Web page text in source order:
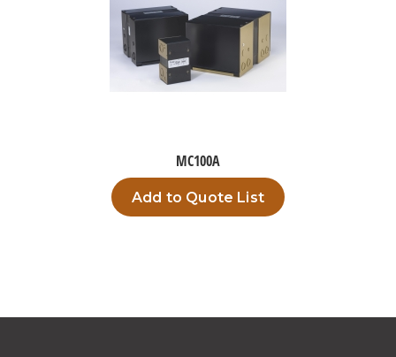
MC100A
Add to Quote List